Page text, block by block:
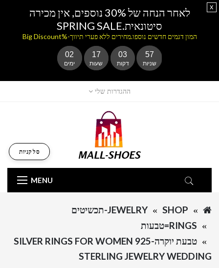
ההגדרות שלי
MENU
סל קניות
SHOP
JEWELRY-תכשיטים
RINGS=טבעות
טבעת יוקרה-SILVER RINGS FOR WOMEN 925
STERLING JEWELRY WEDDING
לאחר הנחה של 30% נוספים, אין מכירה
סיטונאית.SPRING SALE
המון דגמים חדשים נוספו.מחירים ללא פערי תיווך-%Big Discount
02
ימים
17
שעות
03
דקות
57
שניות
x